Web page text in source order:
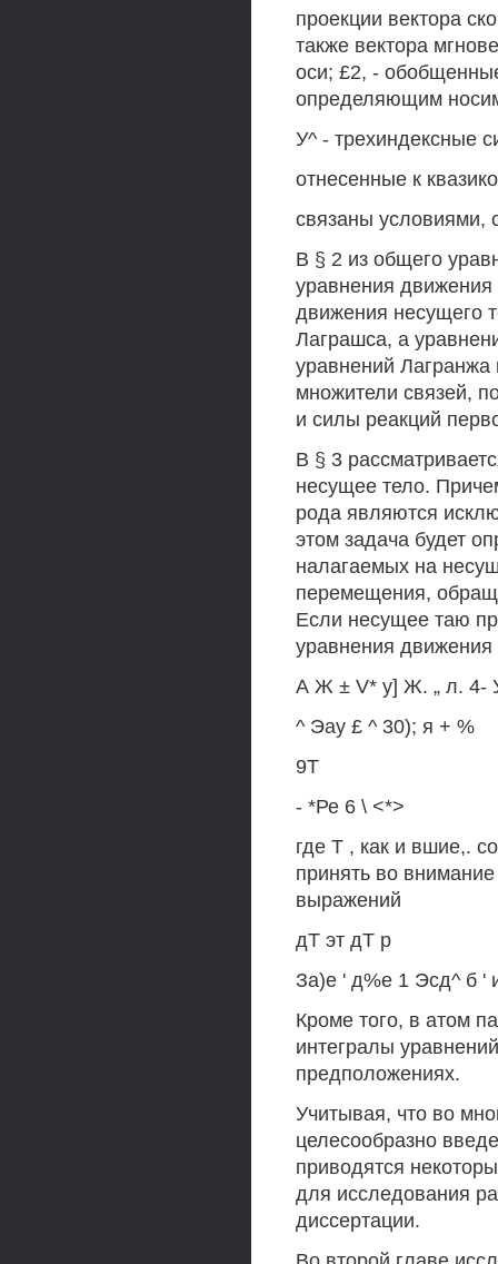
проекции вектора
также вектора
оси; £2, -
определяющим
У^ - трехиндексные
отнесенные к
связаны
В § 2 из общего
уравнения
движения несущего
Лаграшса, а
уравнений
множители связей,
и силы реакций
В § 3
несущее тело.
рода являются
этом задача будет
налагаемых на
перемещения,
Если несущее таю
уравнения
А Ж ± V* у] Ж. „ л. 4-
^ Эау £ ^ 30); я + %
9Т
- *Ре 6 \ <*>
где Т , как и вшие,.
принять во
выражений
дТ эт дТ р
За)е ' д%е 1 Эсд^ б '
Кроме того, в атом
интегралы
предположениях.
Учитывая, что во
целесообразно
приводятся
для исследования
диссертации.